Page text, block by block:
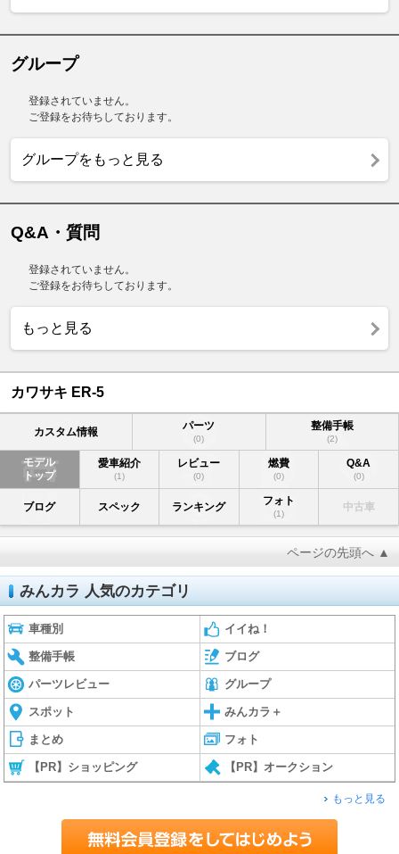
グループ
登録されていません。
ご登録をお待ちしております。
グループをもっと見る
Q&A・質問
登録されていません。
ご登録をお待ちしております。
もっと見る
カワサキ ER-5
カスタム情報 パーツ
(0)
整備手帳
(2)
モデル
トップ
愛車紹介
(1)
レビュー
(0)
燃費
(0)
Q&A
(0)
ブログ スペック ランキング フォト
(1)
中古車
ページの先頭へ ▲
みんカラ 人気のカテゴリ
車種別 イイね！
整備手帳 ブログ
パーツレビュー グループ
スポット みんカラ＋
まとめ フォト
【PR】ショッピング 【PR】オークション
もっと見る